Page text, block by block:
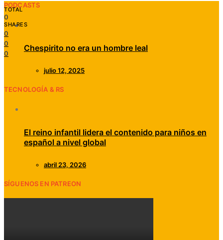
PODCASTS
Chespirito no era un hombre leal
julio 12, 2025
TECNOLOGÍA & RS
El reino infantil lidera el contenido para niños en
español a nivel global
abril 23, 2026
SÍGUENOS EN PATREON
TOTAL
0
SHARES
0
0
0